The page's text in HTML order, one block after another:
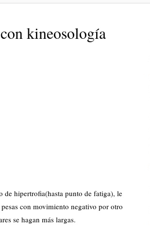
kineosología
de hipertrofia(hasta punto de fatiga), le
con movimiento negativo por otro
se hagan más largas.